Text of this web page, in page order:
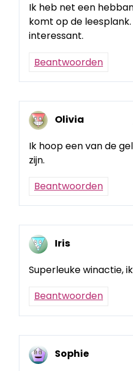
Ik heb net een
komt op de leesplank.
interessant.
Beantwoorden
Olivia
Ik hoop een van de
zijn.
Beantwoorden
Iris
Superleuke winactie,
Beantwoorden
Sophie